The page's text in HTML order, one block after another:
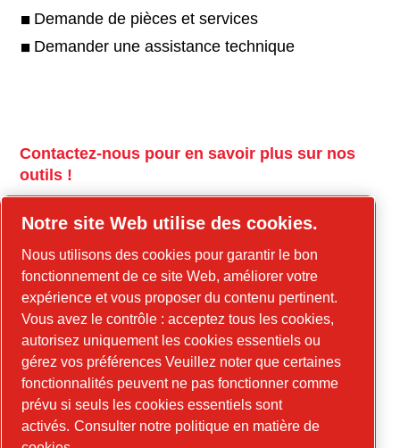
Demande de pièces et services
Demander une assistance technique
Contactez-nous pour en savoir plus sur nos
outils !
Contactez-nous pour en savoir plus sur nos
équipements de construction et l'énergie
mobile !
power-technique.com/fr
LinkedIn
YouTube
Notre site Web utilise des cookies.
Nous utilisons des cookies pour garantir le bon
fonctionnement de ce site Web, améliorer votre
expérience et vous proposer du contenu pertinent.
Vous avez le contrôle : acceptez tous les cookies,
autorisez uniquement les cookies essentiels ou
gérez vos préférences Veuillez noter que certaines
fonctionnalités peuvent ne pas fonctionner comme
prévu si seuls les cookies essentiels sont
activés. Consulter notre politique en matière de